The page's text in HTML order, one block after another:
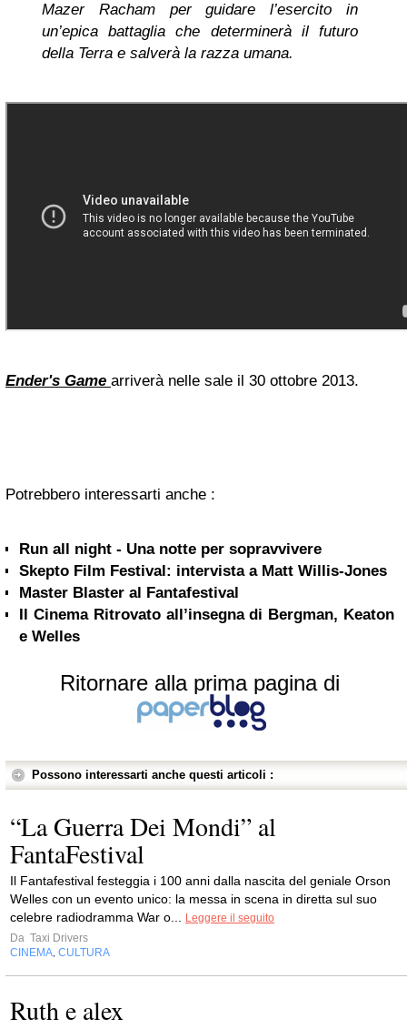
Mazer Racham per guidare l’esercito in
un’epica battaglia che determinerà il futuro
della Terra e salverà la razza umana.
Ender's Game arriverà nelle sale il 30 ottobre 2013.
Potrebbero interessarti anche :
Run all night - Una notte per sopravvivere
Skepto Film Festival: intervista a Matt Willis-Jones
Master Blaster al Fantafestival
Il Cinema Ritrovato all’insegna di Bergman, Keaton
e Welles
Ritornare alla prima pagina di
Possono interessarti anche questi articoli :
“La Guerra Dei Mondi” al
FantaFestival
Il Fantafestival festeggia i 100 anni dalla nascita del geniale Orson
Welles con un evento unico: la messa in scena in diretta sul suo
celebre radiodramma War o... Leggere il seguito
Da Taxi Drivers
CINEMA, CULTURA
Ruth e alex